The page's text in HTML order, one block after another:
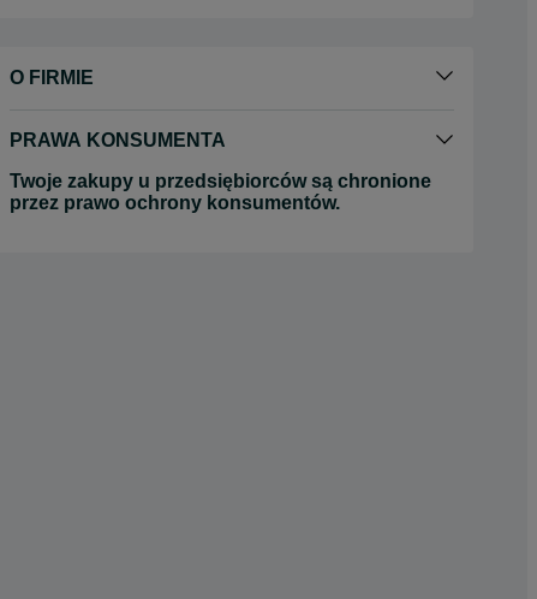
O FIRMIE
PRAWA KONSUMENTA
Twoje zakupy u przedsiębiorców są chronione
przez prawo ochrony konsumentów.